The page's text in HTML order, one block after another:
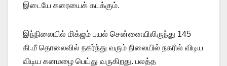
இடையே கரையைக் கடக்கும்.
இந்நிலையில் மிக்ஜம் புயல் சென்னையிலிருந்து 145
கி.மீ தொலைவில் நகர்ந்து வரும் நிலையில் நகரில் விடிய
விடிய கனமழை பெய்து வருகிறது. பலத்த